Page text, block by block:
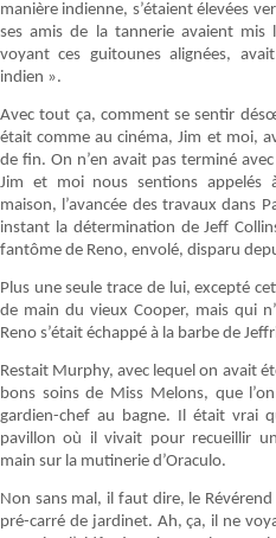
manière indienne, s’étaient élevées
ses amis de la tannerie avaient
voyant ces guitounes alignées,
indien ».
Avec tout ça, comment se sentir
était comme au cinéma, Jim et moi,
de fin. On n’en avait pas terminé
Jim et moi nous sentions appelés
maison, l’avancée des travaux dans
instant la détermination de Jeff
fantôme de Reno, envolé, disparu
Plus une seule trace de lui, excepté
de main du vieux Cooper, mais qui
Reno s’était échappé à la barbe de
Restait Murphy, avec lequel on avait
bons soins de Miss Melons, que
gardien-chef au bagne. Il était vrai
pavillon où il vivait pour recueillir
main sur la mutinerie d’Oraculo.
Non sans mal, il faut dire, le
pré-carré de jardinet. Ah, ça, il ne